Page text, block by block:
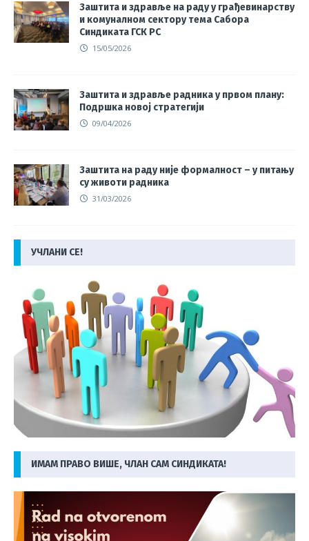
Заштита и здравље на раду у грађевинарству
и комуналном сектору тема Сабора
Синдиката ГСК РС
15/05/2026
Заштита и здравље радника у првом плану:
Подршка новој стратегији
09/04/2026
Заштита на раду није формалност – у питању
су животи радника
31/03/2026
УЧЛАНИ СЕ!
ИМАМ ПРАВО ВИШЕ, ЧЛАН САМ СИНДИКАТА!